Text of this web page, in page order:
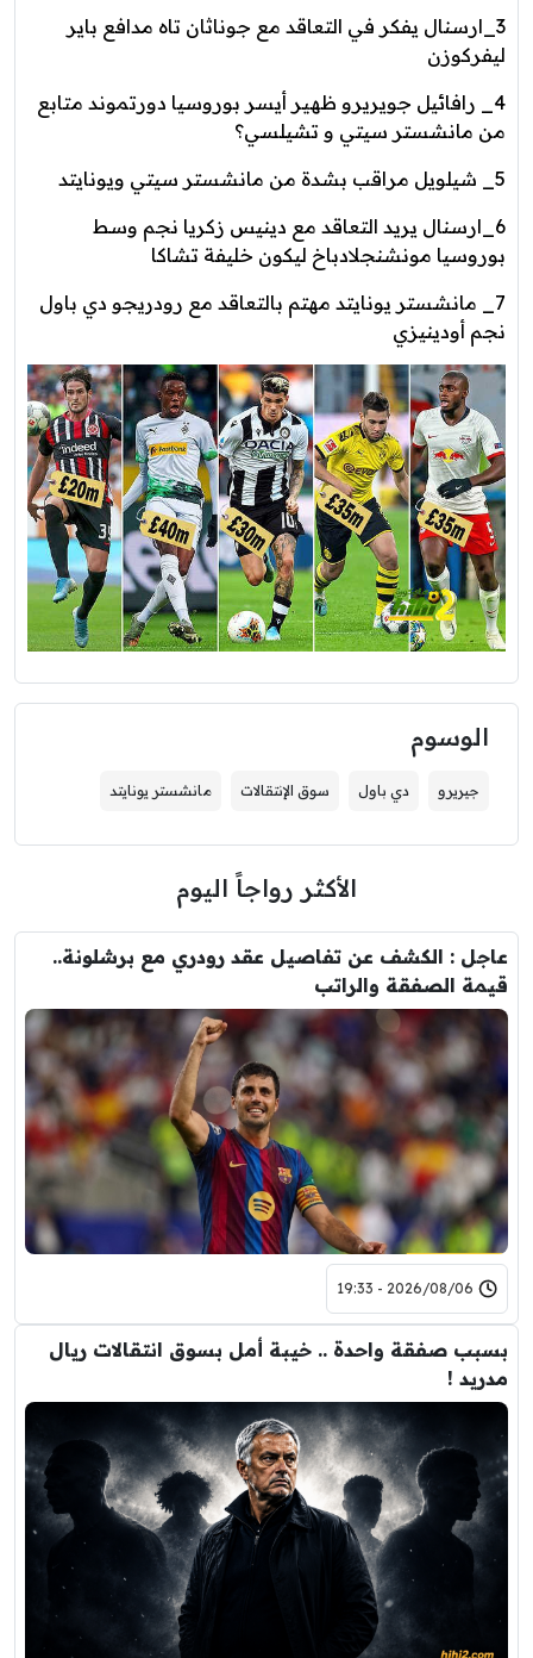
3_ارسنال يفكر في التعاقد مع جوناثان تاه مدافع باير
ليفركوزن
4_ رافائيل جويريرو ظهير أيسر بوروسيا دورتموند متابع
من مانشستر سيتي و تشيلسي؟
5_ شيلويل مراقب بشدة من مانشستر سيتي ويونايتد
6_ارسنال يريد التعاقد مع دينيس زكريا نجم وسط
بوروسيا مونشنجلادباخ ليكون خليفة تشاكا
7_ مانشستر يونايتد مهتم بالتعاقد مع رودريجو دي باول
نجم أودينيزي
الوسوم
جيريرو دي باول سوق الإنتقالات مانشستر يونايتد
الأكثر رواجاً اليوم
عاجل : الكشف عن تفاصيل عقد رودري مع برشلونة..
قيمة الصفقة والراتب
2026/08/06 - 19:33
بسبب صفقة واحدة .. خيبة أمل بسوق انتقالات ريال
مدريد !